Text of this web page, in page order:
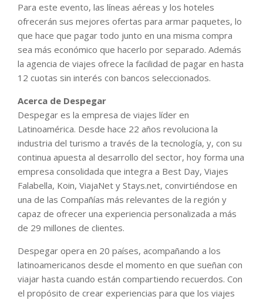
Para este evento, las líneas aéreas y los hoteles
ofrecerán sus mejores ofertas para armar paquetes, lo
que hace que pagar todo junto en una misma compra
sea más económico que hacerlo por separado. Además
la agencia de viajes ofrece la facilidad de pagar en hasta
12 cuotas sin interés con bancos seleccionados.
Acerca de Despegar
Despegar es la empresa de viajes líder en
Latinoamérica. Desde hace 22 años revoluciona la
industria del turismo a través de la tecnología, y, con su
continua apuesta al desarrollo del sector, hoy forma una
empresa consolidada que integra a Best Day, Viajes
Falabella, Koin, ViajaNet y Stays.net, convirtiéndose en
una de las Compañías más relevantes de la región y
capaz de ofrecer una experiencia personalizada a más
de 29 millones de clientes.
Despegar opera en 20 países, acompañando a los
latinoamericanos desde el momento en que sueñan con
viajar hasta cuando están compartiendo recuerdos. Con
el propósito de crear experiencias para que los viajes